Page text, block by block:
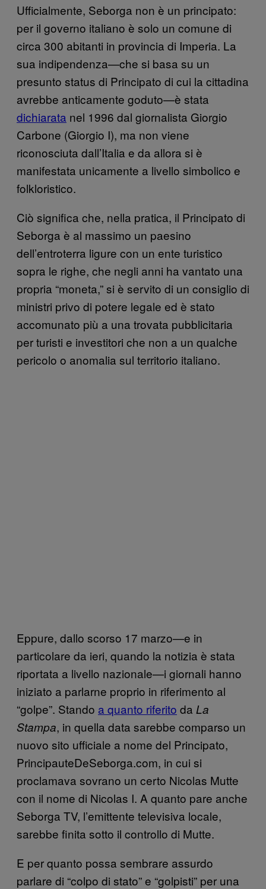
Ufficialmente, Seborga non è un principato:
per il governo italiano è solo un comune di
circa 300 abitanti in provincia di Imperia. La
sua indipendenza—che si basa su un
presunto status di Principato di cui la cittadina
avrebbe anticamente goduto—è stata
dichiarata nel 1996 dal giornalista Giorgio
Carbone (Giorgio I), ma non viene
riconosciuta dall’Italia e da allora si è
manifestata unicamente a livello simbolico e
folkloristico.
Ciò significa che, nella pratica, il Principato di
Seborga è al massimo un paesino
dell’entroterra ligure con un ente turistico
sopra le righe, che negli anni ha vantato una
propria “moneta,” si è servito di un consiglio di
ministri privo di potere legale ed è stato
accomunato più a una trovata pubblicitaria
per turisti e investitori che non a un qualche
pericolo o anomalia sul territorio italiano.
Eppure, dallo scorso 17 marzo—e in
particolare da ieri, quando la notizia è stata
riportata a livello nazionale—i giornali hanno
iniziato a parlarne proprio in riferimento al
“golpe”. Stando a quanto riferito da La
Stampa, in quella data sarebbe comparso un
nuovo sito ufficiale a nome del Principato,
PrincipauteDeSeborga.com, in cui si
proclamava sovrano un certo Nicolas Mutte
con il nome di Nicolas I. A quanto pare anche
Seborga TV, l’emittente televisiva locale,
sarebbe finita sotto il controllo di Mutte.
E per quanto possa sembrare assurdo
parlare di “colpo di stato” e “golpisti” per una